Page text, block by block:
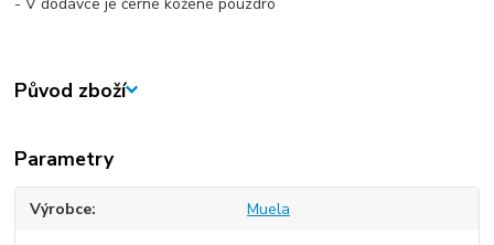
Původ zboží
Parametry
Výrobce Muela